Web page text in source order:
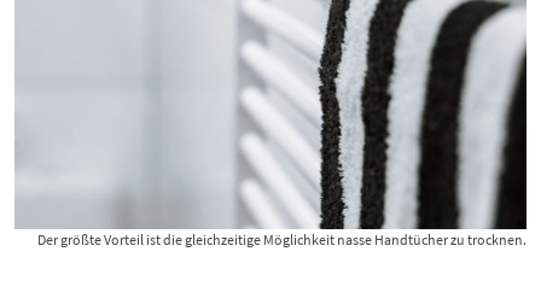
Der größte Vorteil ist die gleichzeitige Möglichkeit nasse Handtücher zu trocknen.